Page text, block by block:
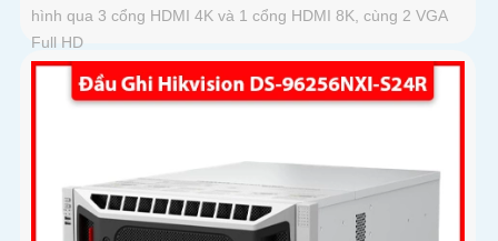
hình qua 3 cổng HDMI 4K và 1 cổng HDMI 8K, cùng 2 VGA
Full HD